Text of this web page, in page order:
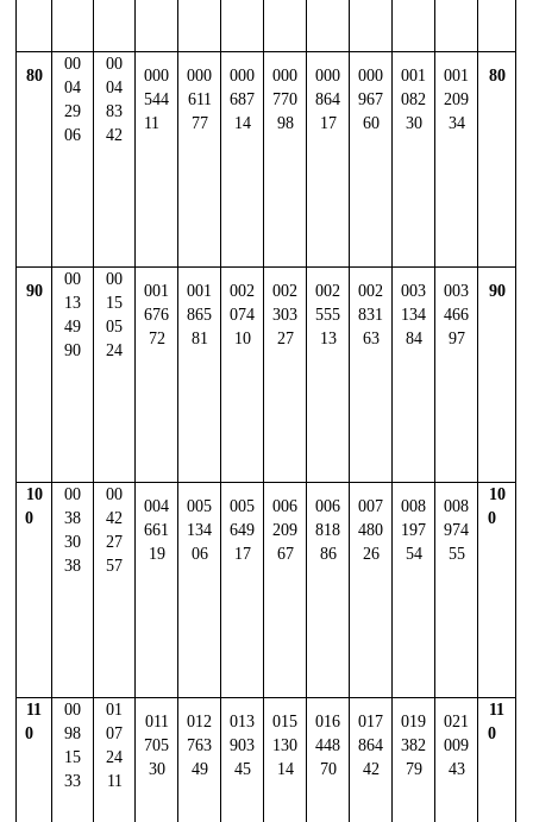
80
00
04
29
06
00
04
83
42
000
544
11
000
611
77
000
687
14
000
770
98
000
864
17
000
967
60
001
082
30
001
209
34
80
90
00
13
49
90
00
15
05
24
001
676
72
001
865
81
002
074
10
002
303
27
002
555
13
002
831
63
003
134
84
003
466
97
90
10
0
00
38
30
38
00
42
27
57
004
661
19
005
134
06
005
649
17
006
209
67
006
818
86
007
480
26
008
197
54
008
974
55
10
0
11
0
00
98
15
33
01
07
24
11
011
705
30
012
763
49
013
903
45
015
130
14
016
448
70
017
864
42
019
382
79
021
009
43
11
0